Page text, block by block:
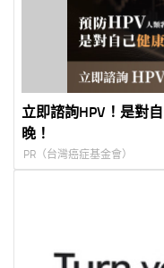
立即諮詢HPV！是對
晚！
PR（台灣癌症基金會）